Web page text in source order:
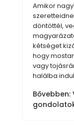
Amikor
döntöttél,
kétséget
hogy
vagy
halálba